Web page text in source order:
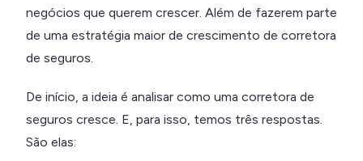
negócios que querem crescer. Além de fazerem parte
de uma estratégia maior de crescimento de corretora
de seguros.
De início, a ideia é analisar como uma corretora de
seguros cresce. E, para isso, temos três respostas.
São elas: